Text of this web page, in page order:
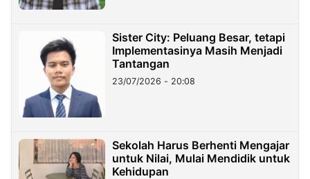
Sister City: Peluang Besar, tetapi
Implementasinya Masih Menjadi
Tantangan
23/07/2026 - 20:08
Sekolah Harus Berhenti Mengajar
untuk Nilai, Mulai Mendidik untuk
Kehidupan